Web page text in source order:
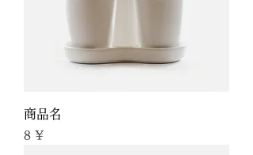
商品名
Preis
8 ¥